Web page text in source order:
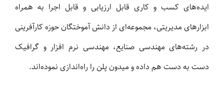
ایده‌های کسب و کاری قابل ارزیابی و قابل اجرا به همراه
ابزارهای مدیریتی، مجموعه‌ای از دانش آموختگان حوزه کارآفرینی
در رشته‌های مهندسی صنایع، مهندسی نرم افزار و گرافیک
دست به دست هم داده و میدون پلن را راه‌اندازی نموده‌اند.